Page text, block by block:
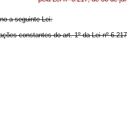
a seguinte Lei:
constantes do art. 1º da Lei nº